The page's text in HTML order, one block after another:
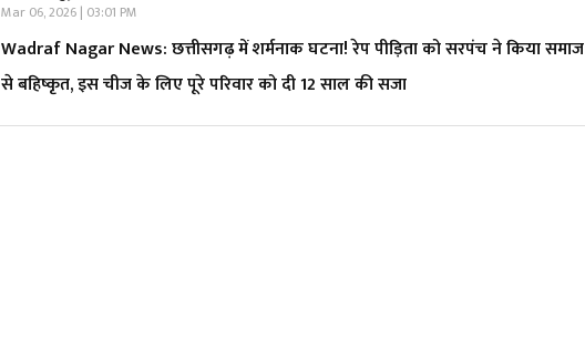
Mar 06, 2026 | 03:01 PM
Wadraf Nagar News: छत्तीसगढ़ में शर्मनाक घटना! रेप पीड़िता को सरपंच ने किया समाज
से बहिष्कृत, इस चीज के लिए पूरे परिवार को दी 12 साल की सजा